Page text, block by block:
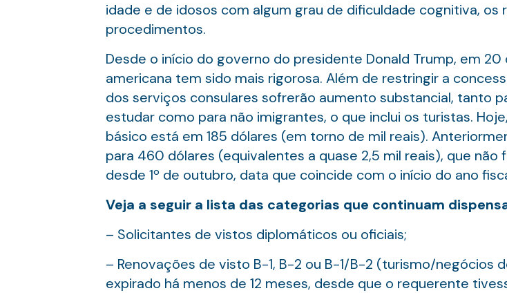
idade e de idosos com algum grau de dificuldade cognitiva,
procedimentos.
Desde o início do governo do presidente Donald Trump, em
americana tem sido mais rigorosa. Além de restringir a
dos serviços consulares sofrerão aumento substancial, tanto
estudar como para não imigrantes, o que inclui os turistas.
básico está em 185 dólares (em torno de mil reais).
para 460 dólares (equivalentes a quase 2,5 mil reais), que
desde 1º de outubro, data que coincide com o início do ano
Veja a seguir a lista das categorias que continuam
– Solicitantes de vistos diplomáticos ou oficiais;
– Renovações de visto B-1, B-2 ou B-1/B-2 (turismo/negócios
expirado há menos de 12 meses, desde que o requerente